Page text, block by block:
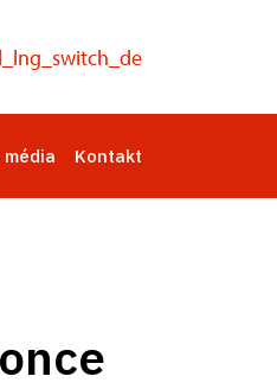
média Kontakt